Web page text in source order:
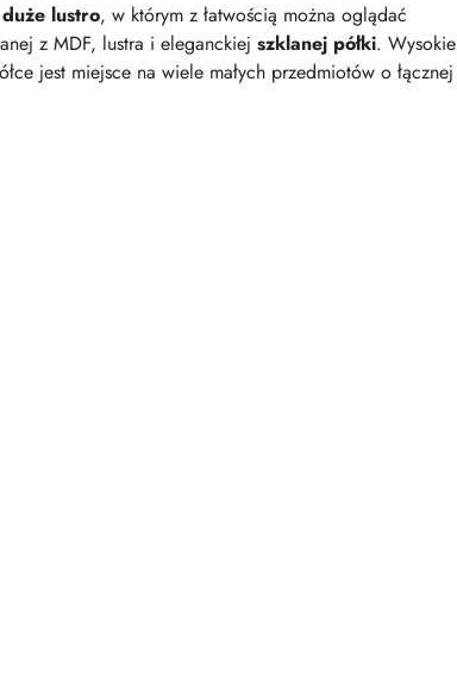
duże lustro, w którym z łatwością można oglądać
z MDF, lustra i eleganckiej szklanej półki. Wysokie
jest miejsce na wiele małych przedmiotów o łącznej